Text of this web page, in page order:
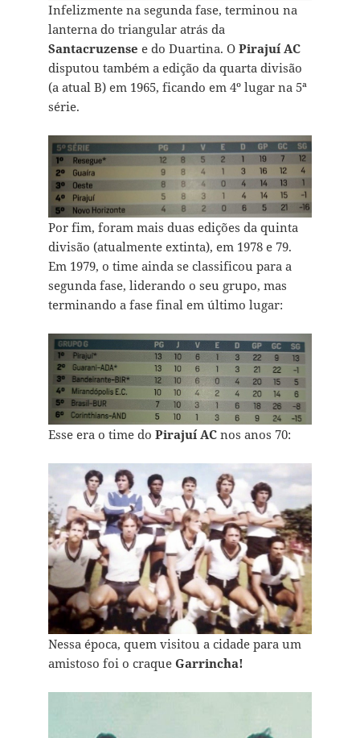
Infelizmente na segunda fase, terminou na
lanterna do triangular atrás da
Santacruzense e do Duartina. O Pirajuí AC
disputou também a edição da quarta divisão
(a atual B) em 1965, ficando em 4º lugar na 5ª
série.
Por fim, foram mais duas edições da quinta
divisão (atualmente extinta), em 1978 e 79.
Em 1979, o time ainda se classificou para a
segunda fase, liderando o seu grupo, mas
terminando a fase final em último lugar:
Esse era o time do Pirajuí ACnos anos 70:
Nessa época, quem visitou a cidade para um
amistoso foi o craque Garrincha!